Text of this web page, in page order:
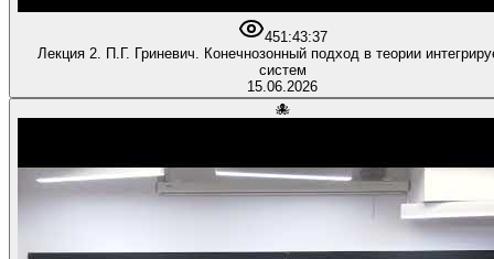
451:43:37
Лекция 2. П.Г. Гриневич. Конечнозонный подход в теории
систем
15.06.2026
🐙